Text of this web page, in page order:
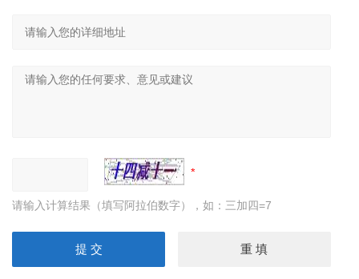
请输入计算结果（填写阿拉伯数字），如：三加四=7